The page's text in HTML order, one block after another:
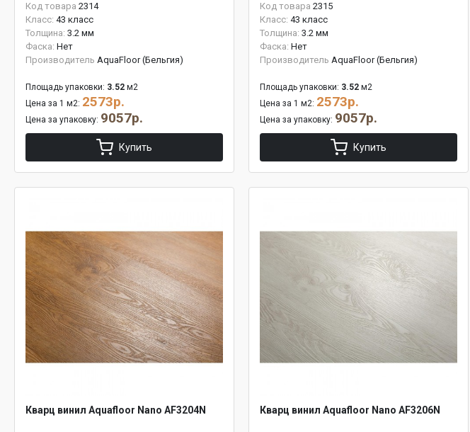
Код товара 2314
Класс: 43 класс
Толщина: 3.2 мм
Фаска: Нет
Производитель AquaFloor (Бельгия)
Площадь упаковки: 3.52 м2
Цена за 1 м2: 2573р.
Цена за упаковку: 9057р.
Купить
Код товара 2315
Класс: 43 класс
Толщина: 3.2 мм
Фаска: Нет
Производитель AquaFloor (Бельгия)
Площадь упаковки: 3.52 м2
Цена за 1 м2: 2573р.
Цена за упаковку: 9057р.
Купить
Кварц винил Aquafloor Nano AF3204N Кварц винил Aquafloor Nano AF3206N